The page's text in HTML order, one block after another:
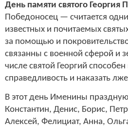
День памяти святого Георгия
Победоносец — считается
известных и почитаемых
за помощью и
связанны с военной сферой и
числе святой Георгий способен
справедливость и наказать
В этот день Именины
Константин, Денис, Борис,
Алексей, Фелициат, Анна,